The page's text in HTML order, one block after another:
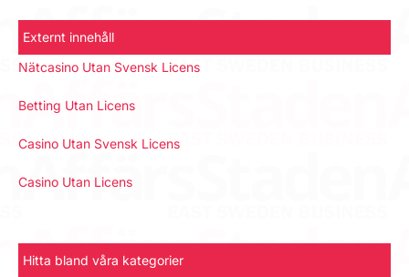
Externt innehåll
Nätcasino Utan Svensk Licens
Betting Utan Licens
Casino Utan Svensk Licens
Casino Utan Licens
Hitta bland våra kategorier